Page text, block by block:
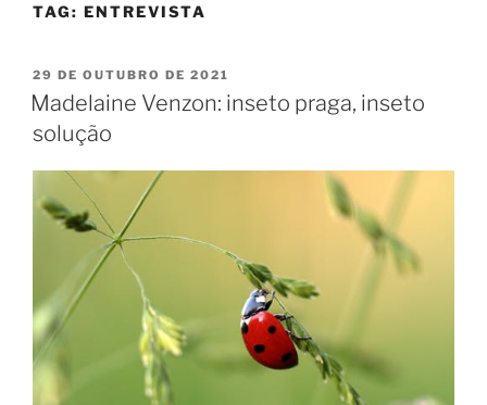
TAG: ENTREVISTA
29 DE OUTUBRO DE 2021
Madelaine Venzon: inseto praga, inseto
solução